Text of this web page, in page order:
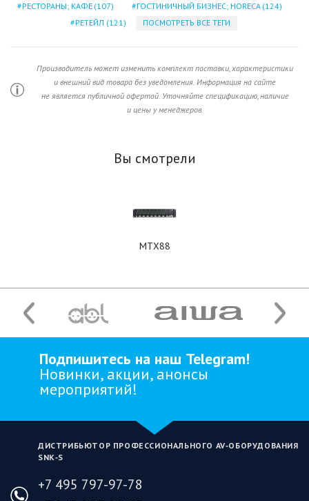
РЕСТОРАНЫ; КАФЕ (107) ГОСТИНИЧНЫЙ БИЗНЕС; HORECA (124)
РЕТЕЙЛ (121) ПОСМОТРЕТЬ ВСЕ ТЕГИ
Производитель может изменить комплект поставки, характеристики
и внешний вид товара без уведомления. Информация на сайте
не является публичной офертой. Уточняйте спецификацию, наличие
и цены у менеджеров.
Вы смотрели
MTX88
Подпишитесь на наш Telegram!
Новинки, акции, анонсы
мероприятий!
ДИСТРИБЬЮТОР ПРОФЕССИОНАЛЬНОГО AV‑ОБОРУДОВАНИЯ
SNK‑S
+7 495 797-97-78